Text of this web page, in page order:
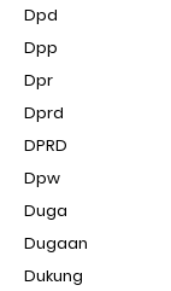
Dpd
Dpp
Dpr
Dprd
DPRD
Dpw
Duga
Dugaan
Dukung